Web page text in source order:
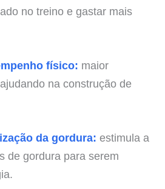
no treino e gastar mais
físico: maior
na construção de
da gordura: estimula a
de gordura para serem